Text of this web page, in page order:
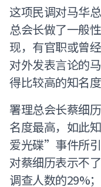
这项民调对马华
总会长做了一般
现，有官职或曾
对外发表言论的
得比较高的知名度
署理总会长蔡细
名度最高，如此
爱光碟”事件所引
对蔡细历表示不
调查人数的29%